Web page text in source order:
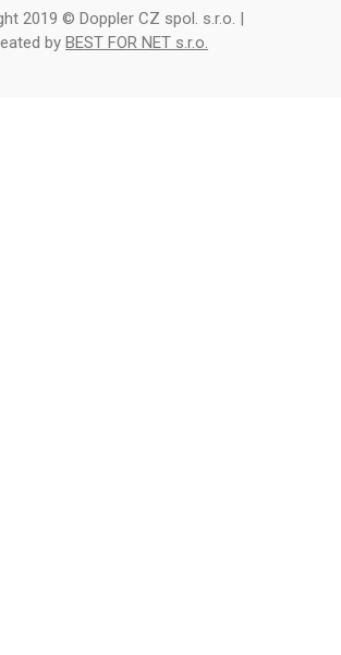
2019 © Doppler CZ spol. s.r.o. |
by BEST FOR NET s.r.o.